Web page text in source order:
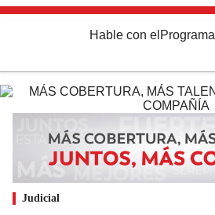
Hable con el Programa
Judicial